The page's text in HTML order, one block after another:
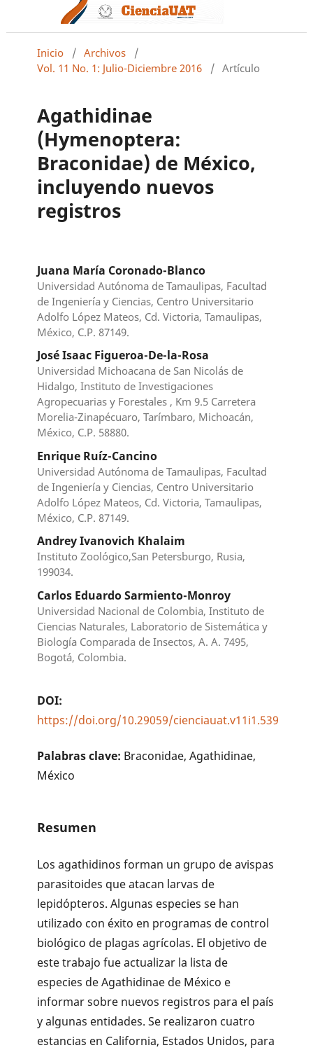
Inicio / Archivos
/
Vol. 11 No. 1: Julio-Diciembre 2016
/ Artículo
Agathidinae
(Hymenoptera:
Braconidae) de México,
incluyendo nuevos
registros
Juana María Coronado-Blanco
Universidad Autónoma de Tamaulipas, Facultad
de Ingeniería y Ciencias, Centro Universitario
Adolfo López Mateos, Cd. Victoria, Tamaulipas,
México, C.P. 87149.
José Isaac Figueroa-De-la-Rosa
Universidad Michoacana de San Nicolás de
Hidalgo, Instituto de Investigaciones
Agropecuarias y Forestales , Km 9.5 Carretera
Morelia-Zinapécuaro, Tarímbaro, Michoacán,
México, C.P. 58880.
Enrique Ruíz-Cancino
Universidad Autónoma de Tamaulipas, Facultad
de Ingeniería y Ciencias, Centro Universitario
Adolfo López Mateos, Cd. Victoria, Tamaulipas,
México, C.P. 87149.
Andrey Ivanovich Khalaim
Instituto Zoológico,San Petersburgo, Rusia,
199034.
Carlos Eduardo Sarmiento-Monroy
Universidad Nacional de Colombia, Instituto de
Ciencias Naturales, Laboratorio de Sistemática y
Biología Comparada de Insectos, A. A. 7495,
Bogotá, Colombia.
DOI:
https://doi.org/10.29059/cienciauat.v11i1.539
Palabras clave: Braconidae, Agathidinae,
México
Resumen
Los agathidinos forman un grupo de avispas
parasitoides que atacan larvas de
lepidópteros. Algunas especies se han
utilizado con éxito en programas de control
biológico de plagas agrícolas. El objetivo de
este trabajo fue actualizar la lista de
especies de Agathidinae de México e
informar sobre nuevos registros para el país
y algunas entidades. Se realizaron cuatro
estancias en California, Estados Unidos, para